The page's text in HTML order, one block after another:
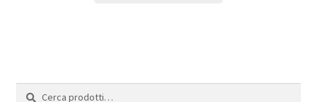
Cerca:
Cerca